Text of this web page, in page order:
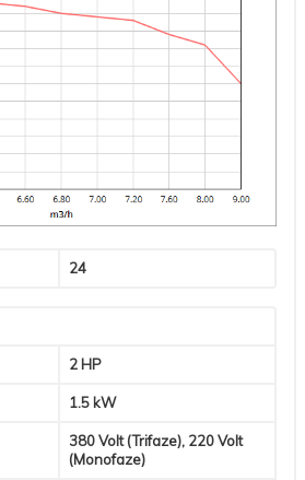
24
2 HP
1.5 kW
380 Volt (Trifaze), 220 Volt
(Monofaze)